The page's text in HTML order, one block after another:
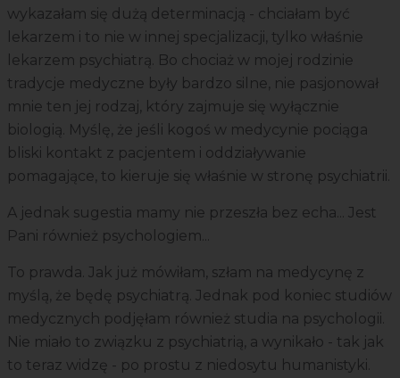
wykazałam się dużą determinacją - chciałam być
lekarzem i to nie w innej specjalizacji, tylko właśnie
lekarzem psychiatrą. Bo chociaż w mojej rodzinie
tradycje medyczne były bardzo silne, nie pasjonował
mnie ten jej rodzaj, który zajmuje się wyłącznie
biologią. Myślę, że jeśli kogoś w medycynie pociąga
bliski kontakt z pacjentem i oddziaływanie
pomagające, to kieruje się właśnie w stronę psychiatrii.
A jednak sugestia mamy nie przeszła bez echa... Jest
Pani również psychologiem...
To prawda. Jak już mówiłam, szłam na medycynę z
myślą, że będę psychiatrą. Jednak pod koniec studiów
medycznych podjęłam również studia na psychologii.
Nie miało to związku z psychiatrią, a wynikało - tak jak
to teraz widzę - po prostu z niedosytu humanistyki.